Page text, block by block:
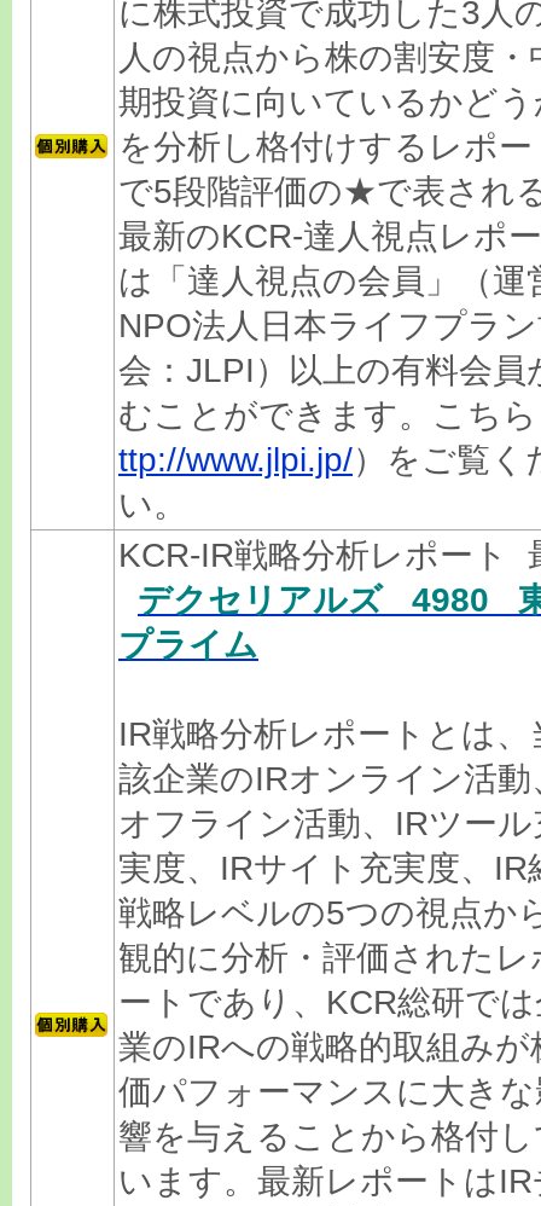
に株式投資で成功した3人
人の視点から株の割安度・
期投資に向いているかど
を分析し格付けするレポー
で5段階評価の★で表され
最新のKCR-達人視点レポ
は「達人視点の会員」（運
NPO法人日本ライフプラ
会：JLPI）以上の有料会員
むことができます。こち
ttp://www.jlpi.jp/）をご覧く
い。
KCR-IR戦略分析レポート
デクセリアルズ 4980
プライム
IR戦略分析レポートとは、
該企業のIRオンライン活動
オフライン活動、IRツール
実度、IRサイト充実度、IR
戦略レベルの5つの視点か
観的に分析・評価されたレ
ートであり、KCR総研で
業のIRへの戦略的取組みが
価パフォーマンスに大き
響を与えることから格付
います。最新レポートはIR